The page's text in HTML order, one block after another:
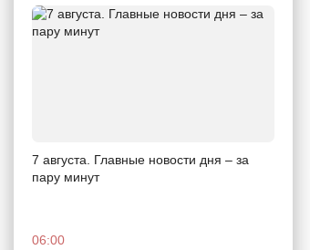
7 августа. Главные новости дня – за
пару минут
06:00